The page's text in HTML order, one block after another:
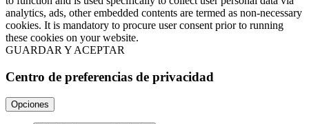
analytics, ads, other embedded contents are termed as non-necessary
cookies. It is mandatory to procure user consent prior to running
these cookies on your website.
GUARDAR Y ACEPTAR
Centro de preferencias de privacidad
Opciones